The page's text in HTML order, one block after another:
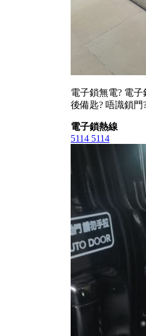
電子鎖無電? 電子
後備匙? 唔識鎖門
電子鎖熱線
5114 5114